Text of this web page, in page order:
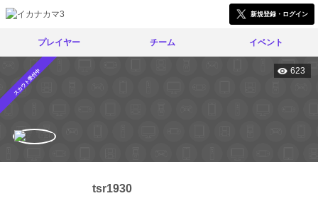
新規登録・ログイン
プレイヤー チーム イベント
スカウト受付中 623
tsr1930